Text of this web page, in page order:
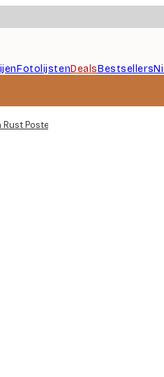
FotolijstenDealsBestsellers
Poster